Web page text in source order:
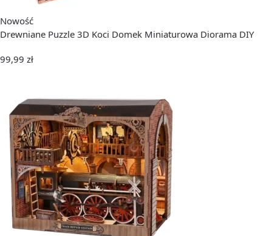
Nowość
Drewniane Puzzle 3D Koci Domek Miniaturowa Diorama DIY
99,99 zł